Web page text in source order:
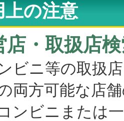
上の注意
店・取扱店
ビニ等の取扱
両方可能な店
ニまたは一